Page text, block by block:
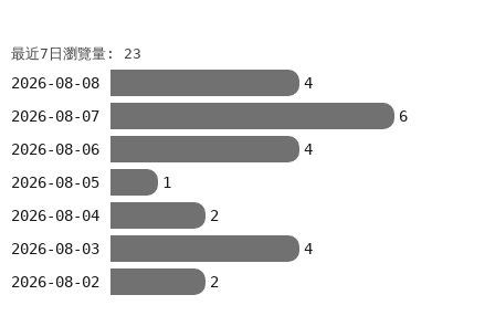
最近7日瀏覽量: 23
2026-08-08
4
2026-08-07
6
2026-08-06
4
2026-08-05
1
2026-08-04
2
2026-08-03
4
2026-08-02
2